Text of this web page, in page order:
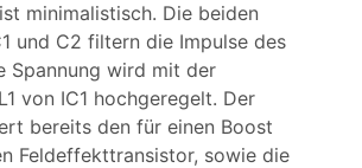
minimalistisch. Die beiden
und C2 filtern die Impulse des
Spannung wird mit der
von IC1 hochgeregelt. Der
bereits den für einen Boost
Feldeffekttransistor, sowie die